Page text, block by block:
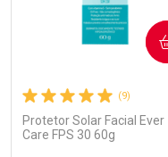
Ativar Desconto
(9)
Protetor Solar Facial Ever
Care FPS 30 60g
COMPRAR